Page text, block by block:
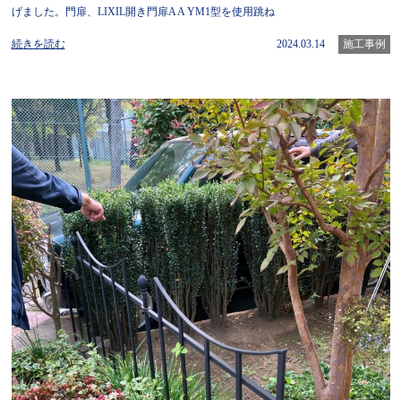
げました。門扉、LIXIL開き門扉A A YM1型を使用跳ね
続きを読む 2024.03.14 施工事例